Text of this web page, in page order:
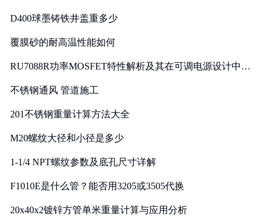
D400球墨铸铁井盖重多少
覆膜砂的耐高温性能如何
RU7088R功率MOSFET特性解析及其在可调电源设计中的
不锈钢通风 管道施工
201不锈钢重量计算方法大全
M20螺纹大径和小径是多少
1-1/4 NPT螺纹参数及底孔尺寸详解
F1010E是什么管？能否用3205或3505代换
20x40x2镀锌方管单米重量计算与应用分析